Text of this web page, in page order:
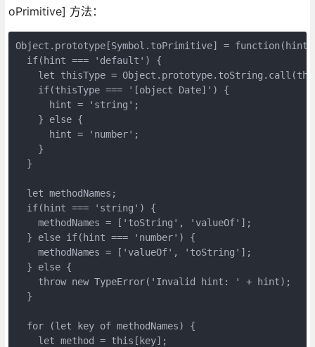
oPrimitive] 方法：
Object.prototype[Symbol.toPrimitive] =
  if(hint === 'default') {
let thisType =
    if(thisType === '[object Date]') {
      hint = 'string';
    } else {
      hint = 'number';
    }
  }
  let methodNames;
  if(hint === 'string') {
    methodNames = ['toString', 'valueOf'];
  } else if(hint === 'number') {
    methodNames = ['valueOf', 'toString'];
  } else {
    throw new TypeError('Invalid hint: ' + hint);
  }
  for (let key of methodNames) {
    let method = this[key];